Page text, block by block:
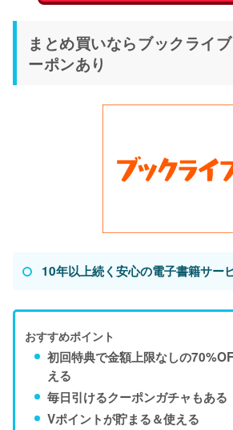
まとめ買いならブックライ
ーポンあり
10年以上続く安心の電子書籍サー
おすすめポイント
初回特典で金額上限なしの
える
毎日引けるクーポンガチャもある
Vポイントが貯まる＆使える